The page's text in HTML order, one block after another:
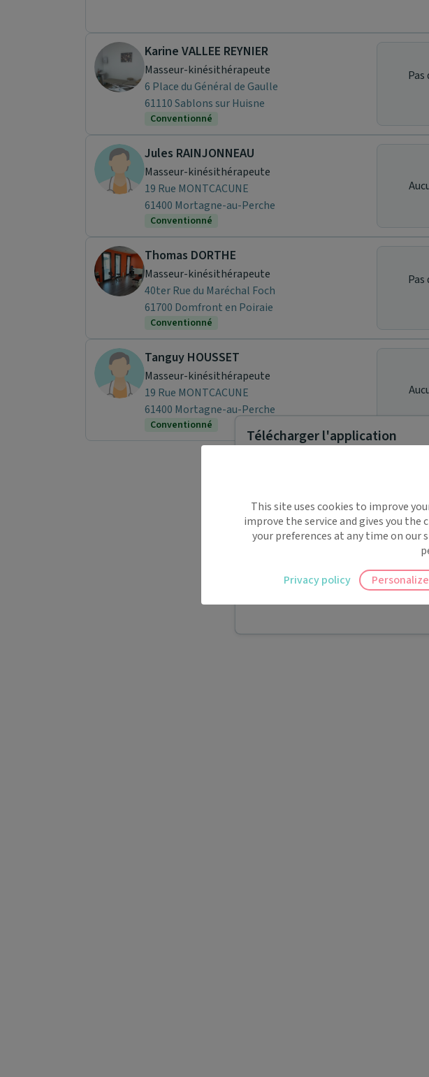
Karine VALLEE REYNIER
Masseur-kinésithérapeute
6 Place du Général de Gaulle
61110 Sablons sur Huisne
Conventionné
Jules RAINJONNEAU
Masseur-kinésithérapeute
19 Rue MONTCACUNE
61400 Mortagne-au-Perche
Conventionné
Thomas DORTHE
Masseur-kinésithérapeute
40ter Rue du Maréchal Foch
61700 Domfront en Poiraie
Conventionné
Tanguy HOUSSET
Masseur-kinésithérapeute
19 Rue MONTCACUNE
61400 Mortagne-au-Perche
Conventionné
Télécharger l'application
déplacement !
Recevez des rappels automatiques
This site uses cookies to improve
improve the service and gives you the
your preferences at any time on
Personalize
Privacy policy